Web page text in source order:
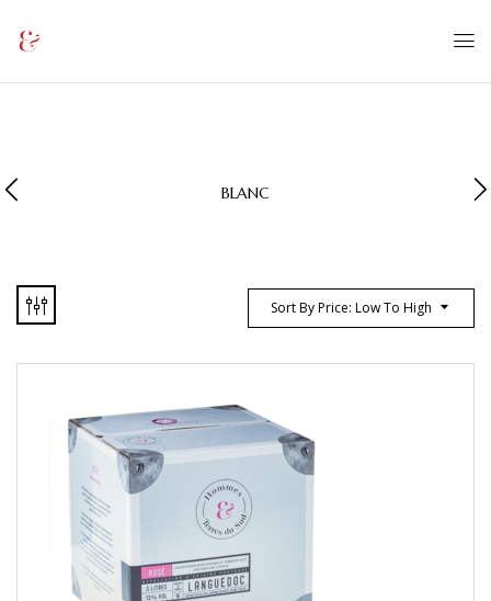
BLANC
Sort By Price: Low To High